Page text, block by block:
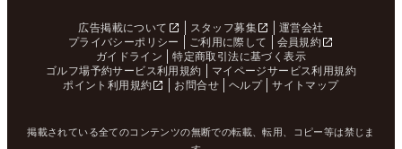
広告掲載について スタッフ募集
運営会社
プライバシーポリシー
ご利用に際して
会員規約
ガイドライン
特定商取引法に基づく表示
ゴルフ場予約サービス利用規約
マイページサービス利用規約
ポイント利用規約
お問合せ ヘルプ サイトマップ
掲載されている全てのコンテンツの無断での転載、転用、コピー等は禁じま